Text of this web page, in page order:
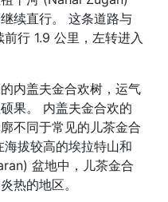
续直行。 这条道路与
行 1.9 公里，左转进入
内盖夫金合欢树，运气
果。 内盖夫金合欢的
不同于常见的儿茶金合
拔较高的埃拉特山和
盆地中，儿茶金合
热的地区。